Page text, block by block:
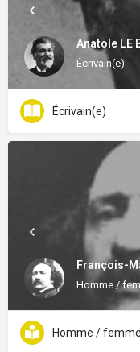
Anatole LE
Écrivain(e)
Écrivain(e)
François-
Homme /
Homme /